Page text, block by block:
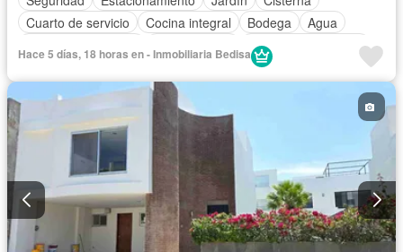
Cuarto de servicio
Cocina integral Bodega
Agua
Caseta de vigilancia
Vista panorámica
Sin amueblar
Hace 5 días, 18 horas en - Inmobiliaria Bedisa